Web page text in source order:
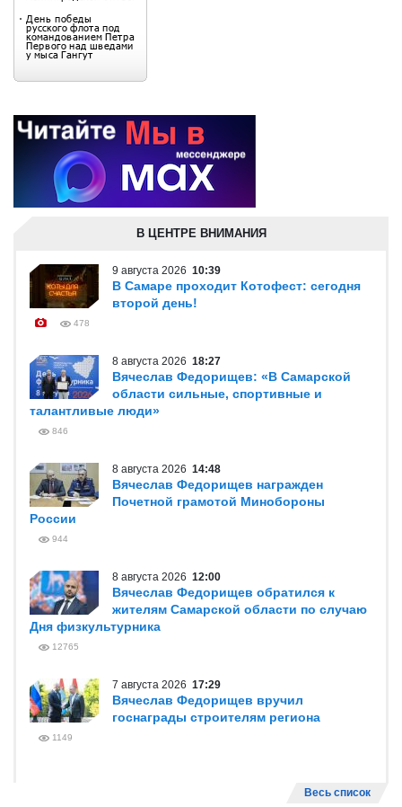
В ЦЕНТРЕ ВНИМАНИЯ
9 августа 2026 10:39
В Самаре проходит Котофест: сегодня
второй день!
478
8 августа 2026 18:27
Вячеслав Федорищев: «В Самарской
области сильные, спортивные и
талантливые люди»
846
8 августа 2026 14:48
Вячеслав Федорищев награжден
Почетной грамотой Минобороны
России
944
8 августа 2026 12:00
Вячеслав Федорищев обратился к
жителям Самарской области по случаю
Дня физкультурника
12765
7 августа 2026 17:29
Вячеслав Федорищев вручил
госнаграды строителям региона
1149
Весь список